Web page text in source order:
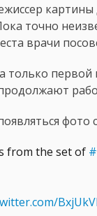
точно
врачи
только
фото
from the set of